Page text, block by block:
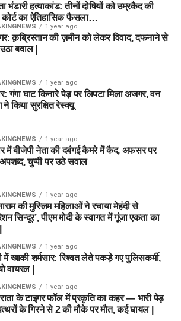
भंडारी हत्याकांड: तीनों दोषियों को उम्रकैद की
का ऐतिहासिक फैसला…
1 year ago
क़ब्रिस्तान की ज़मीन को लेकर विवाद, दफनाने से
बवाल |
1 year ago
गंगा घाट किनारे पेड़ पर लिपटा मिला अजगर, वन
ने किया सुरक्षित रेस्क्यू
1 year ago
में बीजेपी नेता की दबंगई कैमरे में कैद, अफसर पर
चुप्पी पर उठे सवाल
1 year ago
की मुस्लिम महिलाओं ने रचाया मेहंदी से
सिन्दूर’, पीएम मोदी के स्वागत में गूंजा एकता का
1 year ago
में खाकी शर्मसार: रिश्वत लेते पकड़े गए पुलिसकर्मी,
वायरल |
1 year ago
के टाइगर फॉल में प्रकृति का कहर — भारी पेड़
के गिरने से 2 की मौके पर मौत, कई घायल |